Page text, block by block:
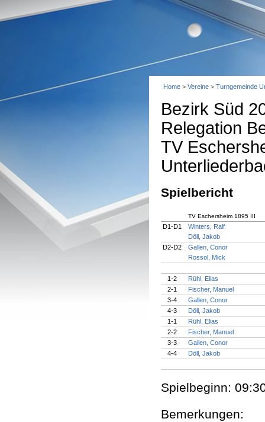
Home > Vereine > Turngemeinde
Bezirk Süd
Relegation
TV
Spielbericht
TV Eschersheim 1895 III
D1-D1
Winters, Ralf
Döll, Jakob
D2-D2
Gallen, Conor
Rossol, Mick
1-2
Rühl, Elias
2-1
Fischer, Manuel
3-4
Gallen, Conor
4-3
Döll, Jakob
1-1
Rühl, Elias
2-2
Fischer, Manuel
3-3
Gallen, Conor
4-4
Döll, Jakob
Spielbeginn:
Bemerkungen: